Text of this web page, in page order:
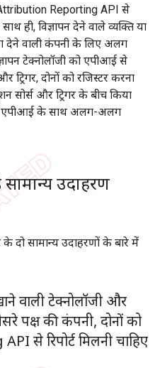
Reporting API से
ही, विज्ञापन देने वाले व्यक्ति या
देने वाली कंपनी के लिए अलग
टेक्नोलॉजी को एपीआई से
ट्रिगर, दोनों को रजिस्टर करना
सोर्स और ट्रिगर के बीच किया
ने एपीआई के साथ अलग-अलग
उदाहरण
सामान्य उदाहरणों के बारे में
वाली टेक्नोलॉजी और
पक्ष की कंपनी, दोनों को
से रिपोर्ट मिलनी चाहिए